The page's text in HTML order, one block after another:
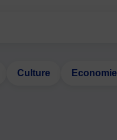
Culture Economie